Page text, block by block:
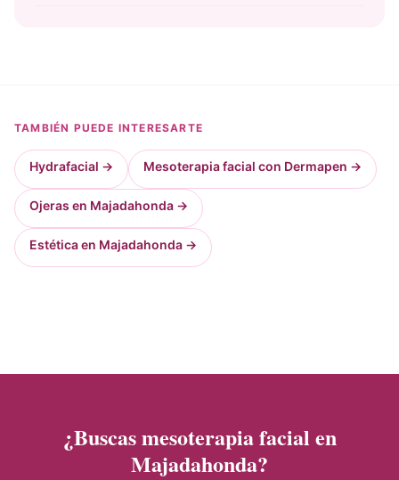
TAMBIÉN PUEDE INTERESARTE
Hydrafacial → Mesoterapia facial con Dermapen →
Ojeras en Majadahonda →
Estética en Majadahonda →
¿Buscas mesoterapia facial en
Majadahonda?